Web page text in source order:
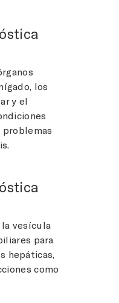
los
y el
problemas
vesícula
para
hepáticas,
como